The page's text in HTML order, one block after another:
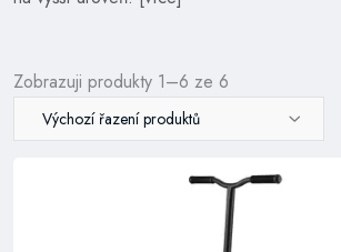
Zobrazuji produkty 1–6 ze 6
Výchozí řazení produktů